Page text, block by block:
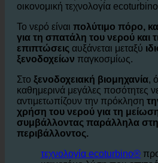
Γιατί αυτό το ξενοδοχείο
οικονομική τεχνολογία
Το νερό είναιπολύτιμο πόρο,
για τη σπατάλη του νερού και
επιπτώσειςαυξάνεται μεταξύ
ξενοδοχείων
παγκοσμίως.
Στοξενοδοχειακή βιομηχανία ,
καθημερινά μεγάλες ποσότητες
αντιμετωπίζουν την πρόκληση
χρήση του νερού για τη
συμβάλλοντας παράλληλα
περιβάλλοντος.